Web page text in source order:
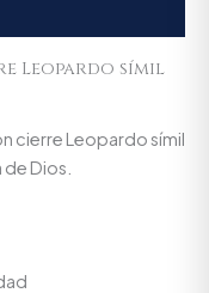
Leopardo símil
cierre Leopardo símil
Dios.